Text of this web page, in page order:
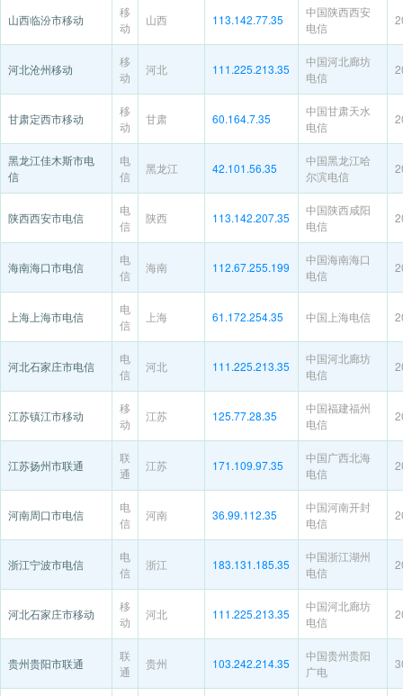
山西临汾市移动
移
动
山西 113.142.77.35
中国陕西西安
电信
河北沧州移动
移
动
河北 111.225.213.35
中国河北廊坊
电信
甘肃定西市移动
移
动
甘肃 60.164.7.35
中国甘肃天水
电信
黑龙江佳木斯市电
信
电
信
黑龙江 42.101.56.35
中国黑龙江哈
尔滨电信
陕西西安市电信
电
信
陕西 113.142.207.35
中国陕西咸阳
电信
海南海口市电信
电
信
海南 112.67.255.199
中国海南海口
电信
上海上海市电信
电
信
上海 61.172.254.35 中国上海电信
河北石家庄市电信
电
信
河北 111.225.213.35
中国河北廊坊
电信
江苏镇江市移动
移
动
江苏 125.77.28.35
中国福建福州
电信
江苏扬州市联通
联
通
江苏 171.109.97.35
中国广西北海
电信
河南周口市电信
电
信
河南 36.99.112.35
中国河南开封
电信
浙江宁波市电信
电
信
浙江 183.131.185.35
中国浙江湖州
电信
河北石家庄市移动
移
动
河北 111.225.213.35
中国河北廊坊
电信
贵州贵阳市联通
联
通
贵州 103.242.214.35
中国贵州贵阳
广电